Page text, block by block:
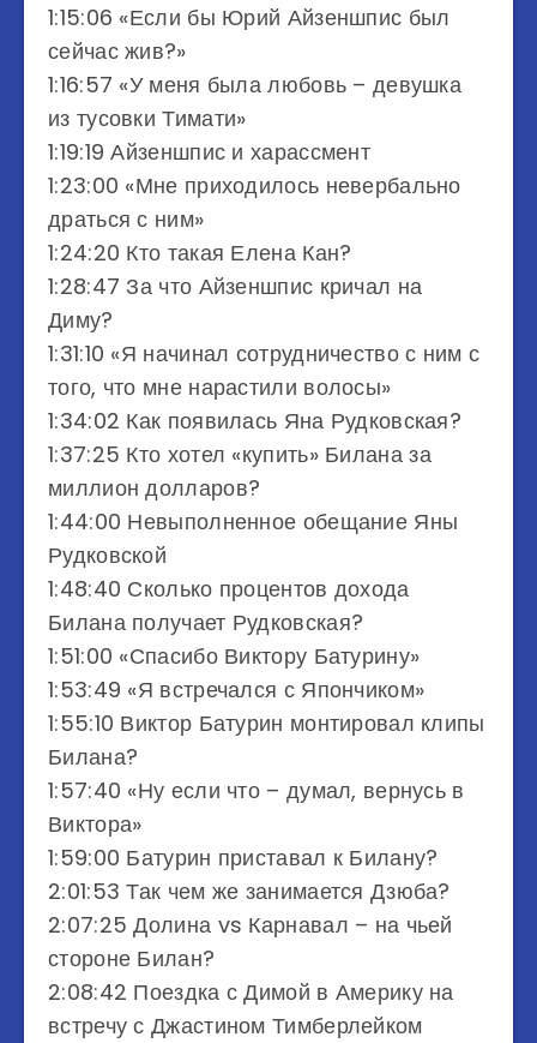
1:15:06 «Если бы Юрий Айзеншпис был
сейчас жив?»
1:16:57 «У меня была любовь – девушка
из тусовки Тимати»
1:19:19 Айзеншпис и харассмент
1:23:00 «Мне приходилось невербально
драться с ним»
1:24:20 Кто такая Елена Кан?
1:28:47 За что Айзеншпис кричал на
Диму?
1:31:10 «Я начинал сотрудничество с ним с
того, что мне нарастили волосы»
1:34:02 Как появилась Яна Рудковская?
1:37:25 Кто хотел «купить» Билана за
миллион долларов?
1:44:00 Невыполненное обещание Яны
Рудковской
1:48:40 Сколько процентов дохода
Билана получает Рудковская?
1:51:00 «Спасибо Виктору Батурину»
1:53:49 «Я встречался с Япончиком»
1:55:10 Виктор Батурин монтировал клипы
Билана?
1:57:40 «Ну если что – думал, вернусь в
Виктора»
1:59:00 Батурин приставал к Билану?
2:01:53 Так чем же занимается Дзюба?
2:07:25 Долина vs Карнавал – на чьей
стороне Билан?
2:08:42 Поездка с Димой в Америку на
встречу с Джастином Тимберлейком